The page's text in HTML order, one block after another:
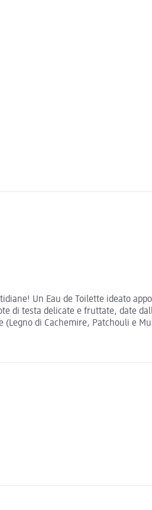
Un Eau de Toilette ideato
testa delicate e fruttate, date
(Legno di Cachemire, Patchouli e